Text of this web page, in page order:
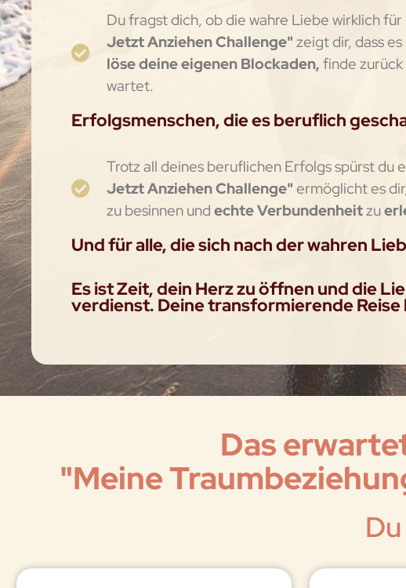
Du fragst dich, ob die wahre Liebe wirklich
Jetzt Anziehen Challenge"zeigt dir, dass es
löse deine eigenen Blockaden,finde zurück
wartet.
Erfolgsmenschen, die es beruflich
Trotz all deines beruflichen Erfolgs spürst du
Jetzt Anziehen Challenge"ermöglicht es
zu besinnen undechte Verbundenheitzu
Und für alle, die sich nach der wahren
Es ist Zeit, dein Herz zu öffnen und die
verdienst. Deine transformierende
Das
"Meine